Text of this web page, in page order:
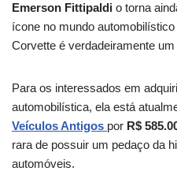
Emerson Fittipaldi o torna
ícone no mundo
Corvette é verdadeiramente um
Para os interessados em
automobilística, ela está
Veículos Antigos por R$
rara de possuir um pedaço da
automóveis.